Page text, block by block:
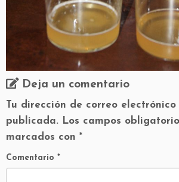
Deja un comentario
Tu dirección de correo electrónico
publicada. Los campos
marcados con *
Comentario *